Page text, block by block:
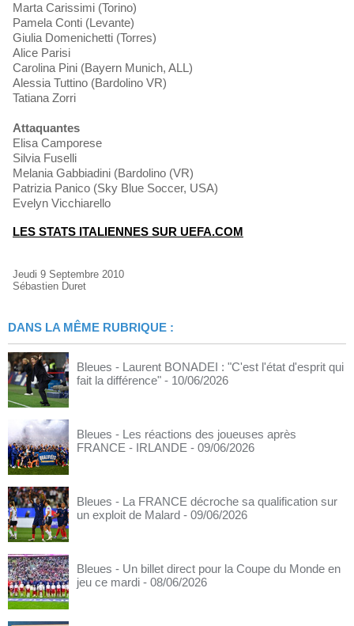
Marta Carissimi (Torino)
Pamela Conti (Levante)
Giulia Domenichetti (Torres)
Alice Parisi
Carolina Pini (Bayern Munich, ALL)
Alessia Tuttino (Bardolino VR)
Tatiana Zorri
Attaquantes
Elisa Camporese
Silvia Fuselli
Melania Gabbiadini (Bardolino (VR)
Patrizia Panico (Sky Blue Soccer, USA)
Evelyn Vicchiarello
LES STATS ITALIENNES SUR UEFA.COM
Jeudi 9 Septembre 2010
Sébastien Duret
DANS LA MÊME RUBRIQUE :
Bleues - Laurent BONADEI : "C'est l'état d'esprit qui
fait la différence" - 10/06/2026
Bleues - Les réactions des joueuses après
FRANCE - IRLANDE - 09/06/2026
Bleues - La FRANCE décroche sa qualification sur
un exploit de Malard - 09/06/2026
Bleues - Un billet direct pour la Coupe du Monde en
jeu ce mardi - 08/06/2026